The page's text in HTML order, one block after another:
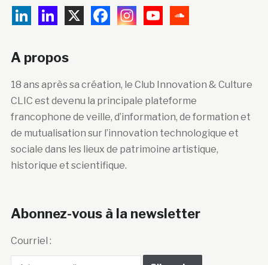
A propos
18 ans après sa création, le Club Innovation & Culture
CLIC est devenu la principale plateforme
francophone de veille, d’information, de formation et
de mutualisation sur l’innovation technologique et
sociale dans les lieux de patrimoine artistique,
historique et scientifique.
Abonnez-vous à la newsletter
Courriel :